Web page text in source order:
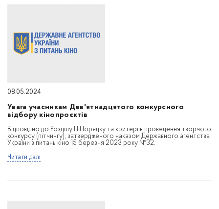
08.05.2024
Увага учасникам Дев'ятнадцятого конкурсного
відбору кінопроєктів
Відповідно до Розділу ІІІ Порядку та критеріїв проведення творчого
конкурсу (пітчингу), затвердженого наказом Державного агентства
України з питань кіно 15 березня 2023 року №32.
Читати далі